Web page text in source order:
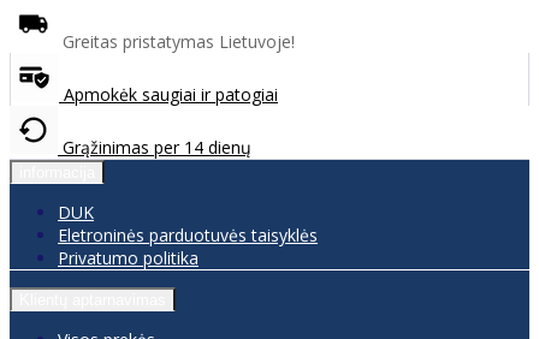
Greitas pristatymas Lietuvoje!
Apmokėk saugiai ir patogiai
Grąžinimas per 14 dienų
DUK
Eletroninės parduotuvės taisyklės
Privatumo politika